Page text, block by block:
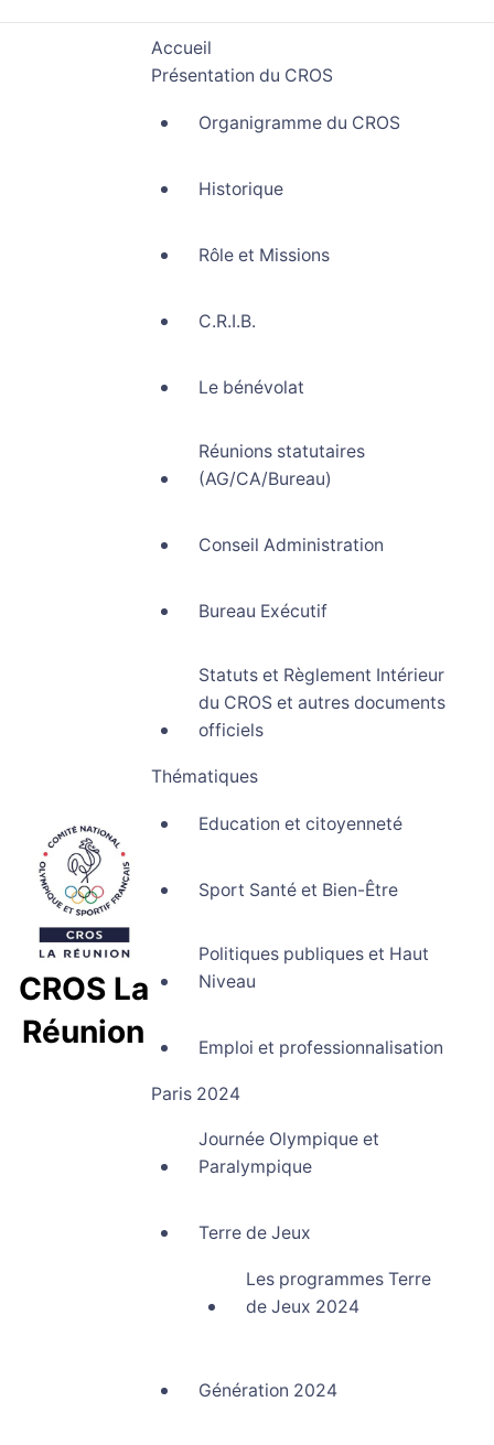
CROS La
Réunion
Accueil
Présentation du CROS
Organigramme du CROS
Historique
Rôle et Missions
C.R.I.B.
Le bénévolat
Réunions statutaires
(AG/CA/Bureau)
Conseil Administration
Bureau Exécutif
Statuts et Règlement Intérieur
du CROS et autres documents
officiels
Thématiques
Education et citoyenneté
Sport Santé et Bien-Être
Politiques publiques et Haut
Niveau
Emploi et professionnalisation
Paris 2024
Journée Olympique et
Paralympique
Terre de Jeux
Les programmes Terre
de Jeux 2024
Génération 2024